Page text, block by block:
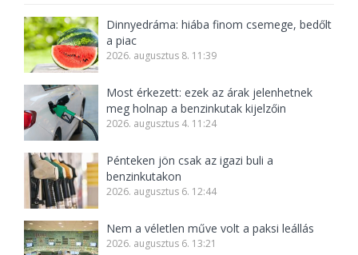
Dinnyedráma: hiába finom csemege, bedőlt
a piac
2026. augusztus 8. 11:39
Most érkezett: ezek az árak jelenhetnek
meg holnap a benzinkutak kijelzőin
2026. augusztus 4. 11:24
Pénteken jön csak az igazi buli a
benzinkutakon
2026. augusztus 6. 12:44
Nem a véletlen műve volt a paksi leállás
2026. augusztus 6. 13:21